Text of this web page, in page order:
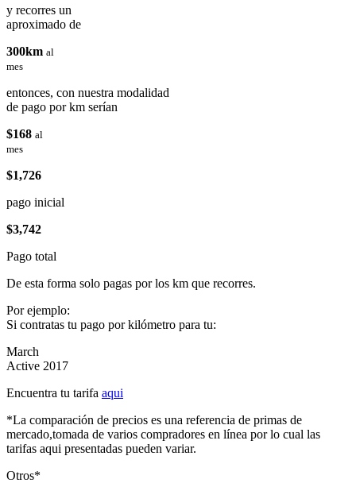
y recorres un
aproximado de
300km al
mes
entonces, con nuestra modalidad
de pago por km serían
$168 al
mes
$1,726
pago inicial
$3,742
Pago total
De esta forma solo pagas por los km que recorres.
Por ejemplo:
Si contratas tu pago por kilómetro para tu:
March
Active 2017
Encuentra tu tarifa aqui
*La comparación de precios es una referencia de primas de
mercado,tomada de varios compradores en línea por lo cual las
tarifas aqui presentadas pueden variar.
Otros*